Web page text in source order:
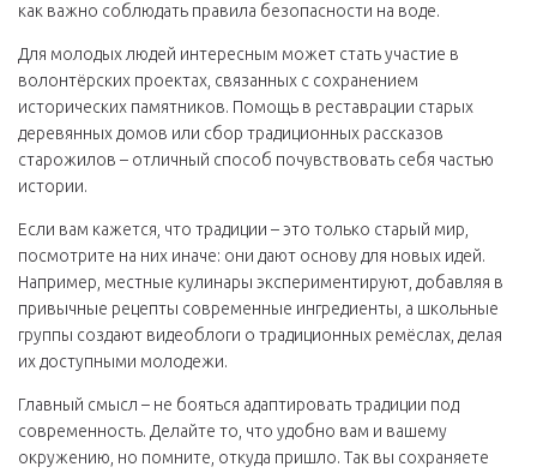
как важно соблюдать правила безопасности на воде.
Для молодых людей интересным может стать участие в
волонтёрских проектах, связанных с сохранением
исторических памятников. Помощь в реставрации старых
деревянных домов или сбор традиционных рассказов
старожилов – отличный способ почувствовать себя частью
истории.
Если вам кажется, что традиции – это только старый мир,
посмотрите на них иначе: они дают основу для новых идей.
Например, местные кулинары экспериментируют, добавляя в
привычные рецепты современные ингредиенты, а школьные
группы создают видеоблоги о традиционных ремёслах, делая
их доступными молодежи.
Главный смысл – не бояться адаптировать традиции под
современность. Делайте то, что удобно вам и вашему
окружению, но помните, откуда пришло. Так вы сохраняете